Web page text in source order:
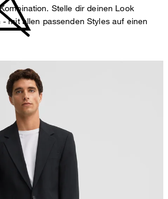
Stelle dir deinen Look
mit allen passenden Styles auf einen